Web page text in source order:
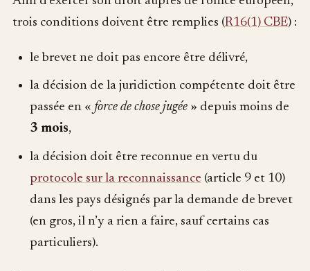
trois conditions doivent être remplies (R16(1) CBE) :
le brevet ne doit pas encore être délivré,
la décision de la juridiction compétente doit être
passée en « force de chose jugée» depuis moins de
3 mois,
la décision doit être reconnue en vertu du
protocole sur la reconnaissance (article 9 et 10)
dans les pays désignés par la demande de brevet
(en gros, il n’y a rien a faire, sauf certains cas
particuliers).